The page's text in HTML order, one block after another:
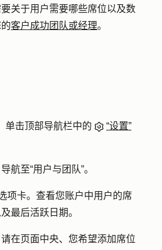
关于用户需要哪些席位以及数
客户成功团队或经理。
单击顶部导航栏中的
“设置”
航至“用户与团队”。
项卡。查看您账户中用户的席
最后活跃日期。
在页面中央、您希望添加席位